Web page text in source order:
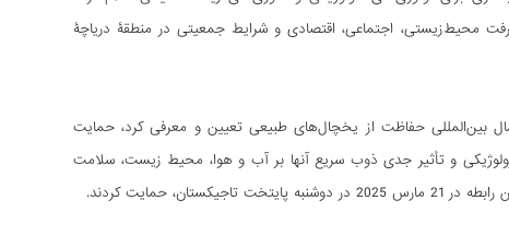
محیط‌زیستی، اجتماعی، اقتصادی و شرایط جمعیتی در منطقۀ دریاچۀ
مجمع عمومی سازمان ملل متحد که سال 2025 را به عنوان سال بین‌المللی حفاظت از یخچال‌های طبیعی تعیین و معرفی کرد، حمایت
و تأثیر جدی ذوب سریع آنها بر آب و هوا، محیط زیست، سلامت
حمایت کردند.